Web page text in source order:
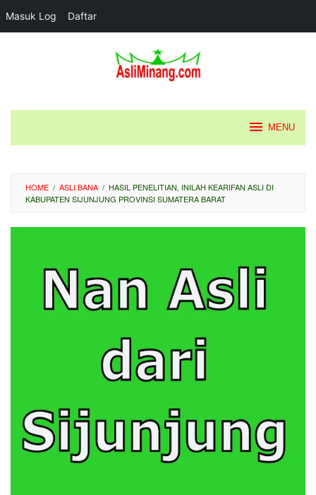
Masuk Log Daftar
MENU
HOME / ASLI BANA / HASIL PENELITIAN, INILAH KEARIFAN ASLI DI
KABUPATEN SIJUNJUNG PROVINSI SUMATERA BARAT